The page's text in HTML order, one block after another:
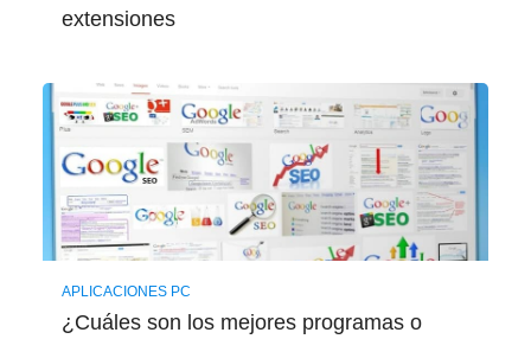
extensiones
APLICACIONES PC
¿Cuáles son los mejores programas o